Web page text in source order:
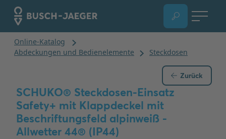
Zurück
SCHUKO® Steckdosen-Einsatz
Safety+ mit Klappdeckel mit
Beschriftungsfeld alpinweiß -
Allwetter 44® (IP44)